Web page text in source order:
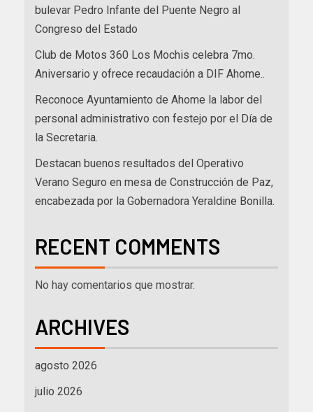
bulevar Pedro Infante del Puente Negro al
Congreso del Estado
Club de Motos 360 Los Mochis celebra 7mo.
Aniversario y ofrece recaudación a DIF Ahome..
Reconoce Ayuntamiento de Ahome la labor del
personal administrativo con festejo por el Día de
la Secretaria.
Destacan buenos resultados del Operativo
Verano Seguro en mesa de Construcción de Paz,
encabezada por la Gobernadora Yeraldine Bonilla.
RECENT COMMENTS
No hay comentarios que mostrar.
ARCHIVES
agosto 2026
julio 2026